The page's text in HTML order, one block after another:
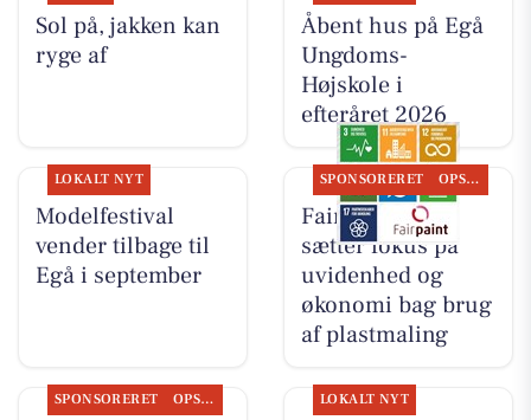
Sol på, jakken kan
ryge af
Åbent hus på Egå
Ungdoms-
Højskole i
efteråret 2026
LOKALT NYT
Modelfestival
vender tilbage til
Egå i september
SPONSORERET OPSLAGSTAVLEN
Fairpaint ApS
sætter fokus på
uvidenhed og
økonomi bag brug
af plastmaling
SPONSORERET OPSLAGSTAVLEN LOKALT NYT